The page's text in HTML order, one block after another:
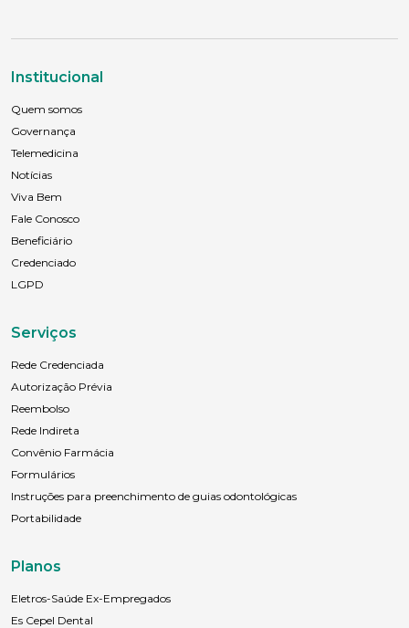
Institucional
Quem somos
Governança
Telemedicina
Notícias
Viva Bem
Fale Conosco
Beneficiário
Credenciado
LGPD
Serviços
Rede Credenciada
Autorização Prévia
Reembolso
Rede Indireta
Convênio Farmácia
Formulários
Instruções para preenchimento de guias odontológicas
Portabilidade
Planos
Eletros-Saúde Ex-Empregados
Es Cepel Dental